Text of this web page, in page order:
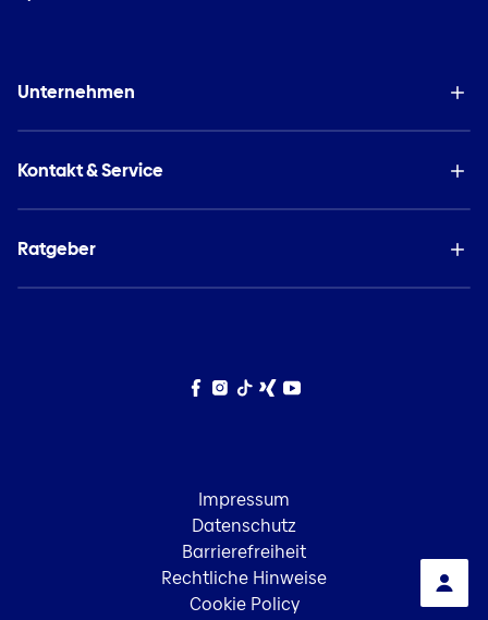
Unternehmen
Kontakt & Service
Ratgeber
Facebook
Instagram
TikTokXingYouTube
Impressum
Datenschutz
Barrierefreiheit
Rechtliche Hinweise
Cookie Policy